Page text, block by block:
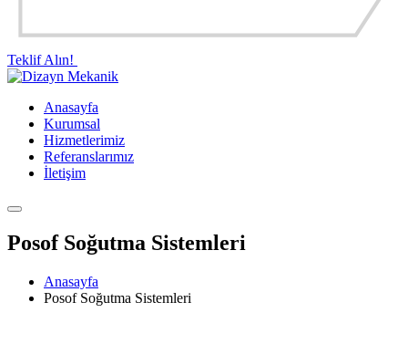
Teklif Alın!
Anasayfa
Kurumsal
Hizmetlerimiz
Referanslarımız
İletişim
Posof Soğutma Sistemleri
Anasayfa
Posof Soğutma Sistemleri